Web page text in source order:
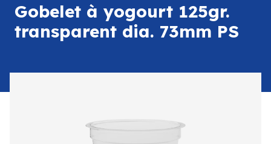
Gobelet à yogourt 125gr.
transparent dia. 73mm PS